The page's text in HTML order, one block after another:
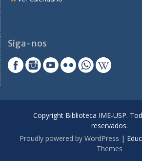
Siga-nos
Copyright Biblioteca IME-USP.
reservados.
Proudly powered by WordPress |
Themes